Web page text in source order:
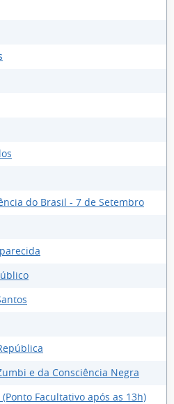
do Brasil - 7 de Setembro
e da Consciência Negra
Facultativo após as 13h)